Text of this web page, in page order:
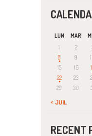
LUN MAR
1
2
8
9
15
16
22
23
29
30
« JUIL
RECENT